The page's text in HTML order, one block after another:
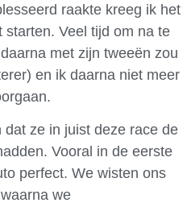
raakte kreeg ik het
Veel tijd om na te
met zijn tweeën zou
en ik daarna niet meer
ze in juist deze race de
Vooral in de eerste
perfect. We wisten ons
we